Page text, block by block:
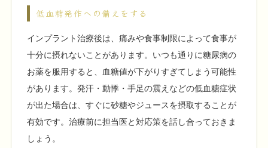
低血糖発作への備えをする
インプラント治療後は、痛みや食事制限によって食事が
十分に摂れないことがあります。いつも通りに糖尿病の
お薬を服用すると、血糖値が下がりすぎてしまう可能性
があります。発汗・動悸・手足の震えなどの低血糖症状
が出た場合は、すぐに砂糖やジュースを摂取することが
有効です。治療前に担当医と対応策を話し合っておきま
しょう。